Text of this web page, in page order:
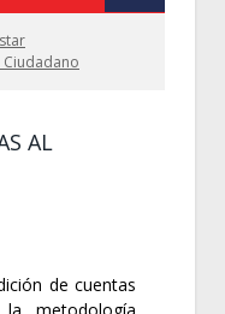
Ciudadano
AL
de cuentas